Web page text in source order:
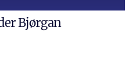
Bjørgan